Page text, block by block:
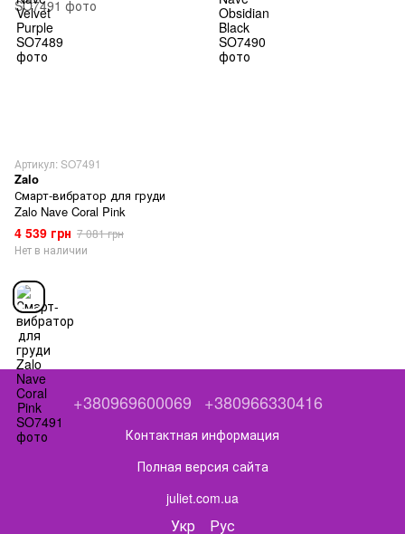
Артикул: SO7491
Zalo
Смарт-вибратор для груди
Zalo Nave Coral Pink
4 539 грн 7 081 грн
Нет в наличии
+380969600069 +380966330416
Контактная информация
Полная версия сайта
juliet.com.ua
Укр Рус